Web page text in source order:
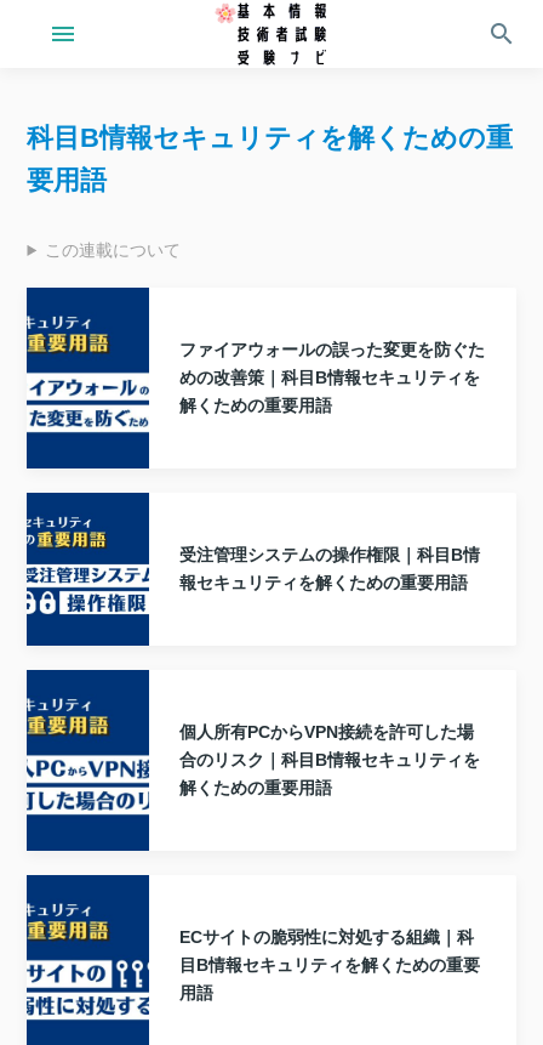
menu search
科目B情報セキュリティを解くための重
要用語
この連載について
ファイアウォールの誤った変更を防ぐた
めの改善策｜科目B情報セキュリティを
解くための重要用語
受注管理システムの操作権限｜科目B情
報セキュリティを解くための重要用語
個人所有PCからVPN接続を許可した場
合のリスク｜科目B情報セキュリティを
解くための重要用語
ECサイトの脆弱性に対処する組織｜科
目B情報セキュリティを解くための重要
用語